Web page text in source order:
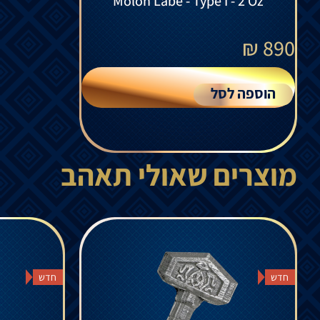
890
₪
הוספה לסל
מוצרים שאולי תאהב
חדש חדש